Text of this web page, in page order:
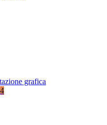
grafica
4